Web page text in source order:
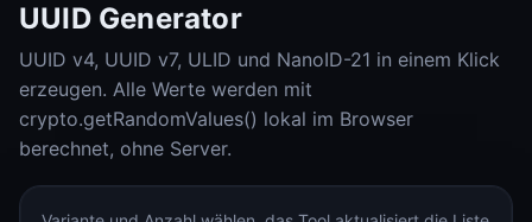
UUID Generator
UUID v4, UUID v7, ULID und NanoID-21 in einem Klick
erzeugen. Alle Werte werden mit
crypto.getRandomValues() lokal im Browser
berechnet, ohne Server.